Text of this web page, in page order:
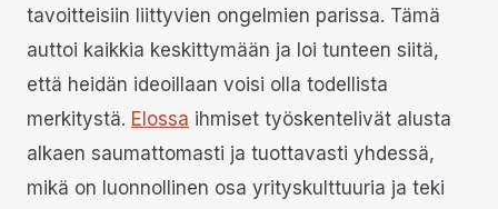
tavoitteisiin liittyvien ongelmien parissa. Tämä
auttoi kaikkia keskittymään ja loi tunteen siitä,
että heidän ideoillaan voisi olla todellista
merkitystä. Elossa ihmiset työskentelivät alusta
alkaen saumattomasti ja tuottavasti yhdessä,
mikä on luonnollinen osa yrityskulttuuria ja teki